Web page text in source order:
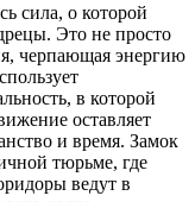
сила, о которой
Это не просто
черпающая энергию
в которой
оставляет
и время. Замок
тюрьме, где
ведут в